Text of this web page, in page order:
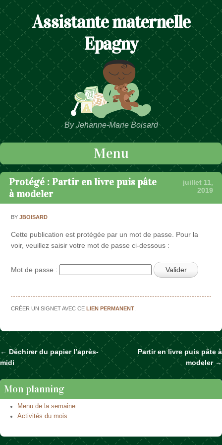
Assistante maternelle
Epagny
By Jehanne-Marie Boisard
Menu
Passer au contenu
Protégé : Partir en livre puis pâte
à modeler
juillet 11,
2019
BYJBOISARD
Cette publication est protégée par un mot de passe. Pour la
voir, veuillez saisir votre mot de passe ci-dessous :
Mot de passe :
CRÉER UN SIGNET AVEC CELIEN PERMANENT
Naviguer dans les articles
← Déchirer du papier l’après-
midi
Partir en livre puis pâte à
modeler →
Mon planning
Menu de la semaine
Activités du mois